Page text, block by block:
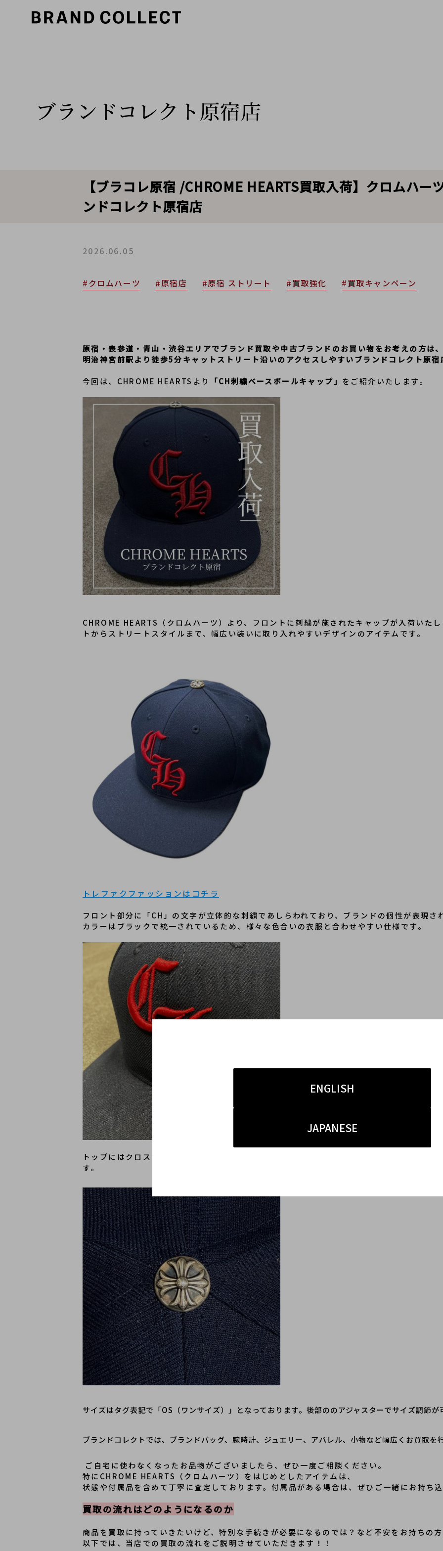
ENGLISH
JAPANESE
ブランドコレクト原宿店
【ブラコレ原宿 /CHROME HEARTS買取入荷】クロムハー
ンドコレクト原宿店
2026.06.05
#クロムハーツ #原宿店 #原宿 ストリート #買取強化 #買取キャンペーン
原宿・表参道・青山・渋谷エリアでブランド買取や中古ブランドのお買い物をお考えの方は
明治神宮前駅より徒歩5分キャットストリート沿いのアクセスしやすいブランドコレクト原宿
今回は、CHROME HEARTSより 「CH刺繍ベースボールキャップ」 をご紹介いたします。
CHROME HEARTS（クロムハーツ）より、フロントに刺繍が施されたキャップが入荷いた
トからストリートスタイルまで、幅広い装いに取り入れやすいデザインのアイテムです。
トレファクファッションはコチラ
フロント部分に「CH」の文字が立体的な刺繍であしらわれており、ブランドの個性が表現さ
カラーはブラックで統一されているため、様々な色合いの衣服と合わせやすい仕様です。
トップにはクロスモチーフのシルバー調パーツが配されており、細部までブランドのこだわ
す。
サイズはタグ表記で「OS（ワンサイズ）」となっております。後部ののアジャスターでサイズ調節が
ブランドコレクトでは、ブランドバッグ、腕時計、ジュエリー、アパレル、小物など幅広くお買取を
ご自宅に使わなくなったお品物がございましたら、ぜひ一度ご相談ください。
特にCHROME HEARTS（クロムハーツ）をはじめとしたアイテムは、
状態や付属品を含めて丁寧に査定しております。付属品がある場合は、ぜひご一緒にお持ち込
買取の流れはどのようになるのか
商品を買取に持っていきたいけど、特別な手続きが必要になるのでは？など不安をお持ちの
以下では、当店での買取の流れをご説明させていただきます！！